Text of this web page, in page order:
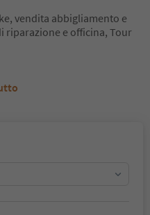
vendita abbigliamento e
riparazione e officina, Tour